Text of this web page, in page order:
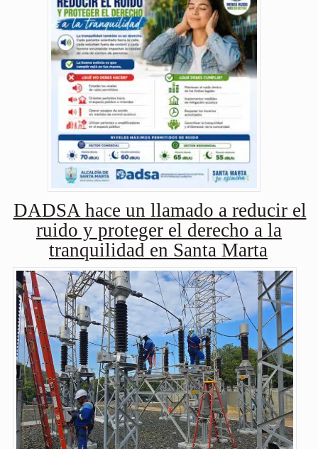
DADSA hace un llamado a reducir el
ruido y proteger el derecho a la
tranquilidad en Santa Marta